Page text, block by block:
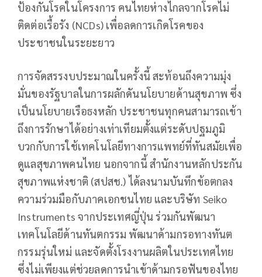
ป้องกันโรคในโครงการ คนไทยห่างไกลจากโรคไม่
ติดต่อเรื้อรัง (NCDs) เพื่อลดการเกิดโรคของ
ประชาชนในระยะยาว
การจัดสรรงบประมาณในครั้งนี้ สะท้อนถึงความมุ่ง
มั่นของรัฐบาลในการผลักดันนโยบายด้านสุขภาพ ซึ่ง
เป็นนโยบายเรือธงหลัก ประชาชนทุกคนสามารถเข้า
ถึงการรักษาได้อย่างเท่าเทียมตั้งแต่ระดับปฐมภูมิ
บวกกับการใช้เทคโนโลยีทางการแพทย์ที่ทันสมัยเพื่อ
ดูแลสุขภาพคนไทย นอกจากนี้ สำนักงานหลักประกัน
สุขภาพแห่งชาติ (สปสช.) ได้ลงนามบันทึกข้อตกลง
ความร่วมมือกับภาคเอกชนไทย และบริษัท Seiko
Instruments จากประเทศญี่ปุ่น ร่วมกันพัฒนา
เทคโนโลยีด้านทันตกรรม พัฒนาด้ามกรอทางทันต
กรรมรุ่นใหม่ และจัดตั้งโรงงานผลิตในประเทศไทย
ซึ่งไม่เพียงแต่ช่วยลดการนำเข้าด้ามกรอฟันของไทย